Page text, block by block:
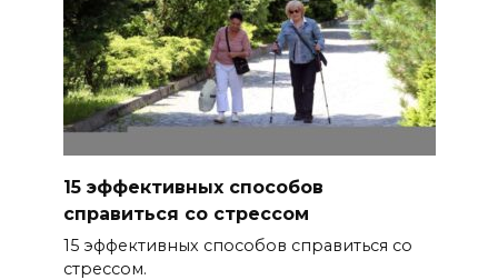
15 эффективных способов
справиться со стрессом
15 эффективных способов справиться со
стрессом.